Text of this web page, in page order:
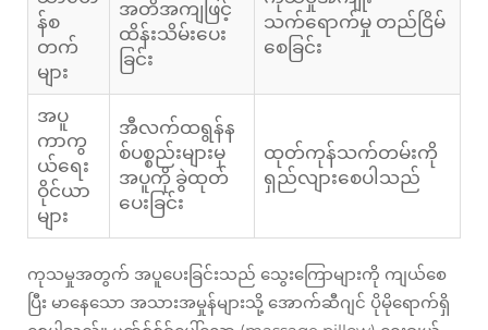
န်စ
တက်
များ
အတိအကျဖြင့်
ထိန်းသိမ်းပေး
ခြင်း
သက်ရောက်မှု တည်ငြိမ်
စေခြင်း
အပူ
ကာကွ
ယ်ရေး
ဝိုင်ယာ
များ
အီလက်ထရွန်န
စ်ပစ္စည်းများမှ
အပူကို ခွဲထုတ်
ပေးခြင်း
ထုတ်ကုန်သက်တမ်းကို
ရှည်လျားစေပါသည်
ကုသမှုအတွက် အပူပေးခြင်းသည် သွေးကြောများကို ကျယ်စေ
ပြီး မာနေသော အသားအမှုန်များသို့ အောက်ဆီဂျင် ပိုမိုရောက်ရှိ